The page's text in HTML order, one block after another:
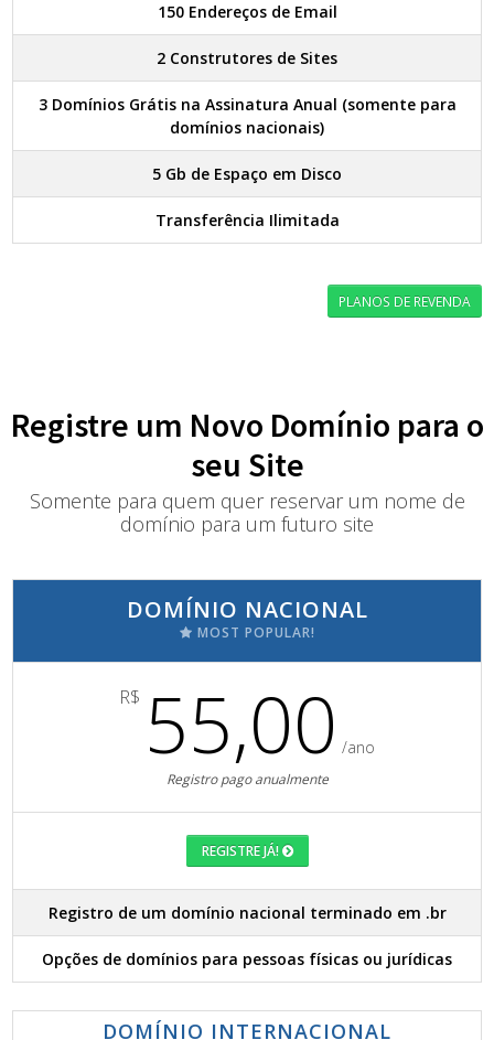
150 Endereços de Email
2 Construtores de Sites
3 Domínios Grátis na Assinatura Anual (somente para
domínios nacionais)
5 Gb de Espaço em Disco
Transferência Ilimitada
PLANOS DE REVENDA
Registre um Novo Domínio para o
seu Site
Somente para quem quer reservar um nome de
domínio para um futuro site
DOMÍNIO NACIONAL
MOST POPULAR!
R$ 55,00 /ano
Registro pago anualmente
REGISTRE JÁ!
Registro de um domínio nacional terminado em .br
Opções de domínios para pessoas físicas ou jurídicas
DOMÍNIO INTERNACIONAL